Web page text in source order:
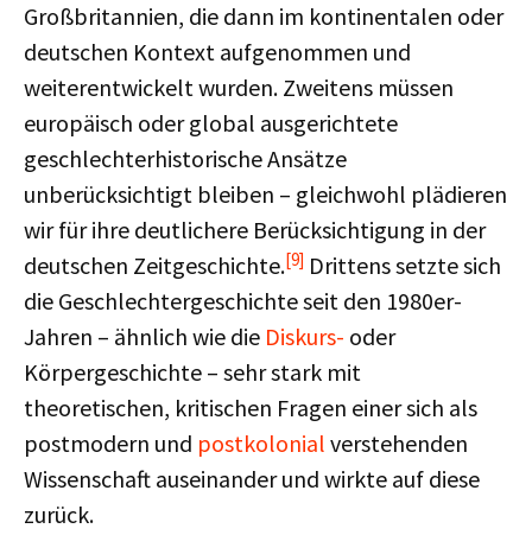
Großbritannien, die dann im kontinentalen oder
deutschen Kontext aufgenommen und
weiterentwickelt wurden. Zweitens müssen
europäisch oder global ausgerichtete
geschlechterhistorische Ansätze
unberücksichtigt bleiben – gleichwohl plädieren
wir für ihre deutlichere Berücksichtigung in der
deutschen Zeitgeschichte.[9] Drittens setzte sich
die Geschlechtergeschichte seit den 1980er-
Jahren – ähnlich wie die Diskurs- oder
Körpergeschichte – sehr stark mit
theoretischen, kritischen Fragen einer sich als
postmodern und postkolonial verstehenden
Wissenschaft auseinander und wirkte auf diese
zurück.